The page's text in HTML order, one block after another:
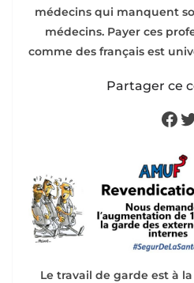
médecins qui manquent
médecins. Payer ces
comme des français est
Partager ce
Le travail de garde est à